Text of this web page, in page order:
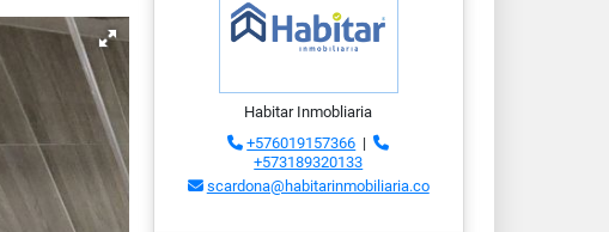
Habitar Inmobliaria
+576019157366 |
+573189320133
scardona@habitarinmobiliaria.co